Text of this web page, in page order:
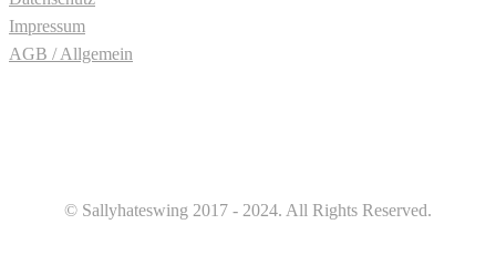
Impressum
AGB / Allgemein
© Sallyhateswing 2017 - 2024. All Rights Reserved.